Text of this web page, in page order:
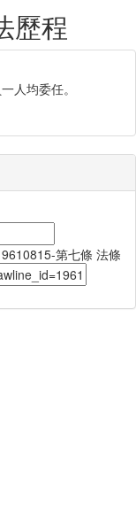
歷程
人均委任。
第七條 法條